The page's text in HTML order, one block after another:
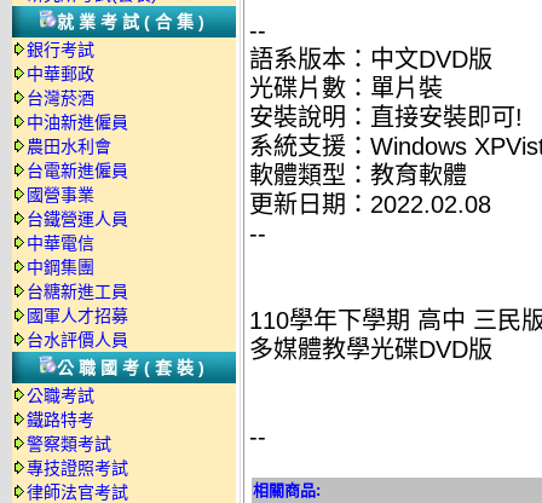
就業考試(合集)
銀行考試
中華郵政
台灣菸酒
中油新進僱員
農田水利會
台電新進僱員
國營事業
台鐵營運人員
中華電信
中鋼集團
台糖新進工員
國軍人才招募
台水評價人員
公職國考(套裝)
公職考試
鐵路特考
警察類考試
專技證照考試
律師法官考試
--
語系版本：中文DVD版
光碟片數：單片裝
安裝說明：直接安裝即可!
系統支援：Windows
軟體類型：教育軟體
更新日期：2022.02.08
--
110學年下學期 高中 三民
多媒體教學光碟DVD版
--
相關商品: